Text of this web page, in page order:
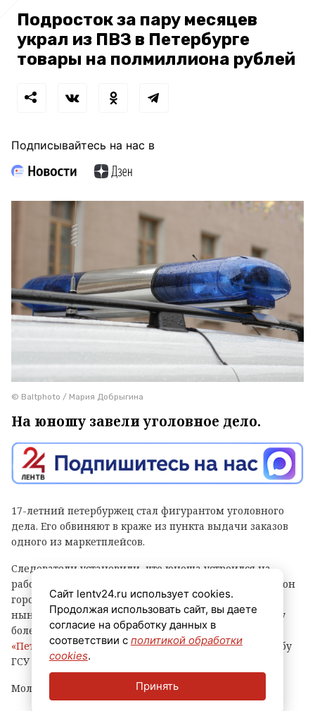
Подросток за пару месяцев
украл из ПВЗ в Петербурге
товары на полмиллиона рублей
Подписывайтесь на нас в
© Baltphoto / Мария Добрыгина
На юношу завели уголовное дело.
17-летний петербуржец стал фигурантом уголовного
дела. Его обвиняют в краже из пункта выдачи заказов
одного из маркетплейсов.
Следователи установили, что юноша устроился на
работу в ПВЗ на Софийской улице (Фрунзенский район
города) и с ноября прошлого года по февраль
нынешнего украл оттуда различные вещи и технику
более чем на 500 тысяч рублей, сообщает
«Петербургский дневник»со ссылкой на пресс-службу
ГСУ СКР по городу на Неве.
Молодому человеку уже предъявлено обвинение.
Сайт lentv24.ru использует cookies.
Продолжая использовать сайт, вы даете
согласие на обработку данных в
соответствии с политикой обработки
cookies.
Принять